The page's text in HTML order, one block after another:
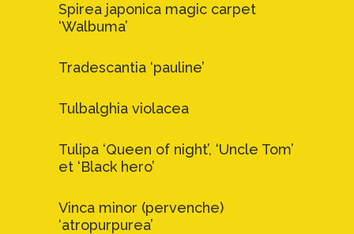
Spirea japonica magic carpet
‘Walbuma’
Tradescantia ‘pauline’
Tulbalghia violacea
Tulipa ‘Queen of night’, ‘Uncle Tom’
et ‘Black hero’
Vinca minor (pervenche)
‘atropurpurea’